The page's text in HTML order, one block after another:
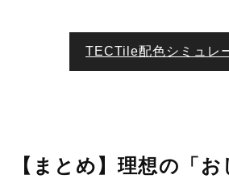
TECTile配色シミュレ
【まとめ】理想の「